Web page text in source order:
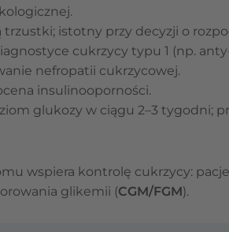
trzustki; istotny przy decyzji o
cukrzycy typu 1 (np. anty-
nefropatii cukrzycowej.
insulinooporności.
glukozy w ciągu 2–3 tygodni;
wspiera kontrolę cukrzycy:
glikemii (CGM/FGM).